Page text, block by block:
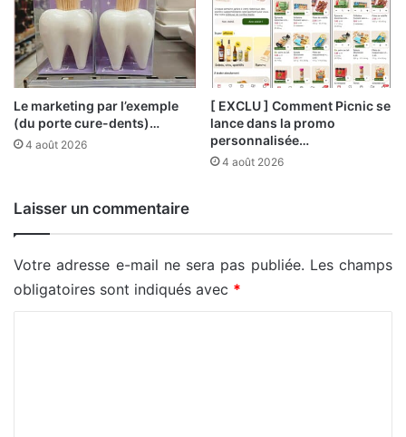
Le marketing par l’exemple
(du porte cure-dents)…
4 août 2026
[ EXCLU ] Comment Picnic se
lance dans la promo
personnalisée…
4 août 2026
Laisser un commentaire
Votre adresse e-mail ne sera pas publiée. Les champs
obligatoires sont indiqués avec *